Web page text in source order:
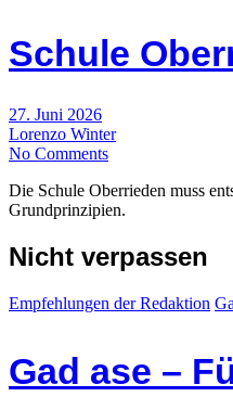
Schule
27. Juni 2026
Lorenzo Winter
No Comments
Die Schule Oberrieden muss
Grundprinzipien.
Nicht verpassen
Empfehlungen der Redaktion
Gad ase –